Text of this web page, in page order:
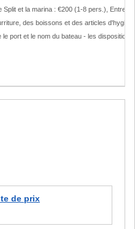
Split et la marina : €200 (1-8 pers.), Entre
des boissons et des articles
port et le nom du bateau - les
de prix